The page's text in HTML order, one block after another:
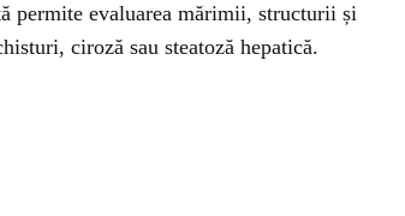
permite evaluarea mărimii, structurii și
ciroză sau steatoză hepatică.